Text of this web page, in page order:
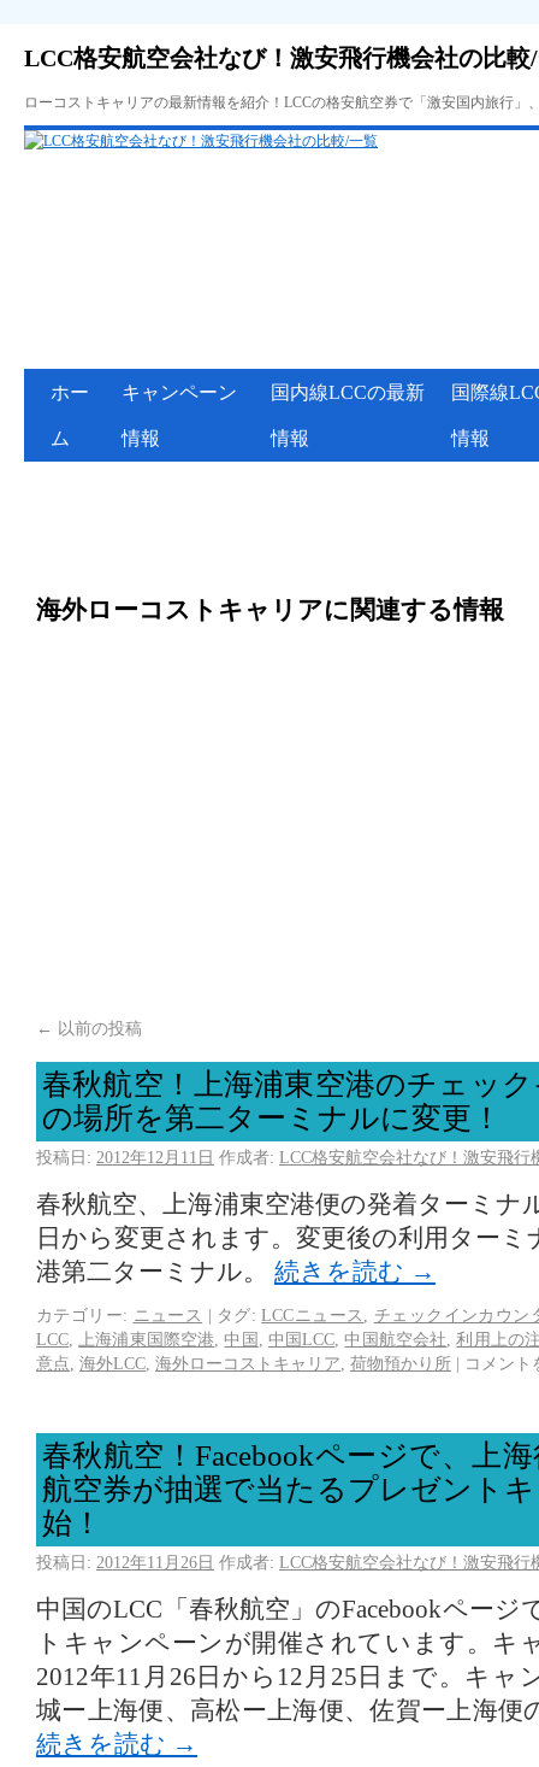
LCC格安航空会社なび！激安飛行機会社の比較
ローコストキャリアの最新情報を紹介！LCCの格安航空券で「激安国内旅行
ホー
ム
キャンペーン
情報
国内線LCCの最新
情報
国際線
情報
海外ローコストキャリアに関連する情報
← 以前の投稿
春秋航空！上海浦東空港のチェッ
の場所を第二ターミナルに変更！
投稿日: 2012年12月11日 作成者: LCC格安航空会社なび！激安飛行
春秋航空、上海浦東空港便の発着ターミナ
日から変更されます。変更後の利用ターミ
港第二ターミナル。 続きを読む →
カテゴリー: ニュース | タグ: LCCニュース
チェックインカウン
LCC
上海浦東国際空港 ,中国 中国LCC ,中国航空会社 ,利用上の
意点 海外LCC 海外ローコストキャリア 荷物預かり所 | コメント
春秋航空！Facebookページで、上
航空券が抽選で当たるプレゼント
始！
投稿日: 2012年11月26日 作成者: LCC格安航空会社なび！激安飛行
中国のLCC「春秋航空」のFacebookペー
トキャンペーンが開催されています。キ
2012年11月26日から12月25日まで。キャ
城ー上海便、高松ー上海便、佐賀ー上海便
続きを読む →